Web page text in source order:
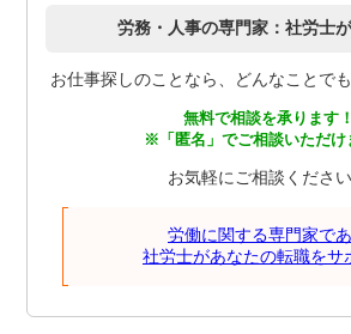
労務・人事の専門家：社労士
お仕事探しのことなら、どんなことで
無料で相談を承ります！
※「匿名」でご相談いただけ
お気軽にご相談ください
労働に関する専門家で
社労士があなたの転職をサ